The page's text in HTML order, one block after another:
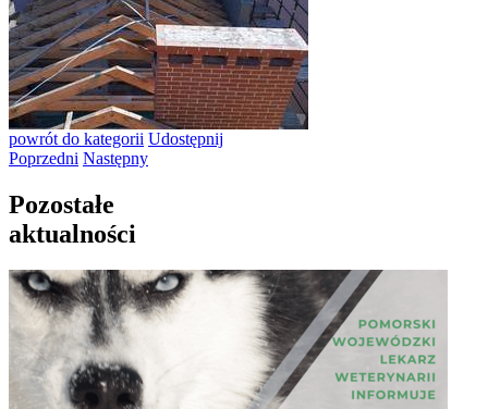
powrót do kategorii Udostępnij
Poprzedni Następny
Pozostałe
aktualności